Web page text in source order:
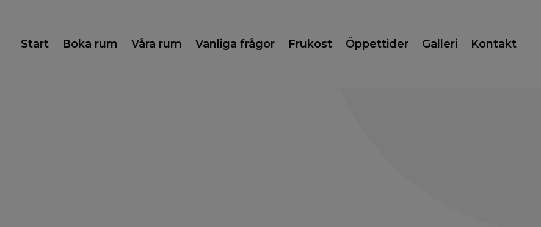
Start Boka rum Våra rum Vanliga frågor Frukost Öppettider Galleri Kontakt